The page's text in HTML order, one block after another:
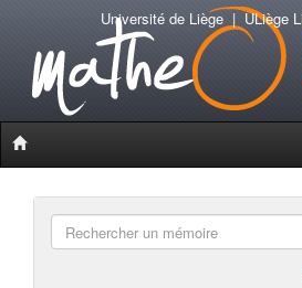
Université de Liège|ULiège